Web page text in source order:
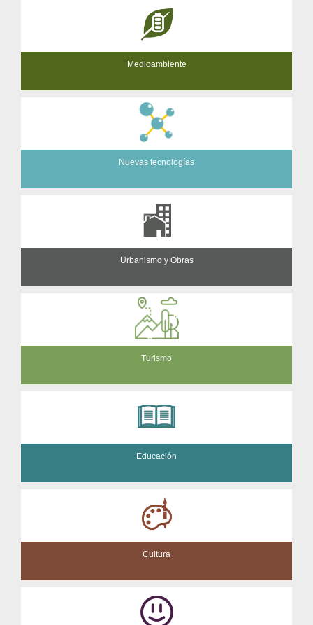
Medioambiente
Nuevas tecnologías
Urbanismo y Obras
Turismo
Educación
Cultura